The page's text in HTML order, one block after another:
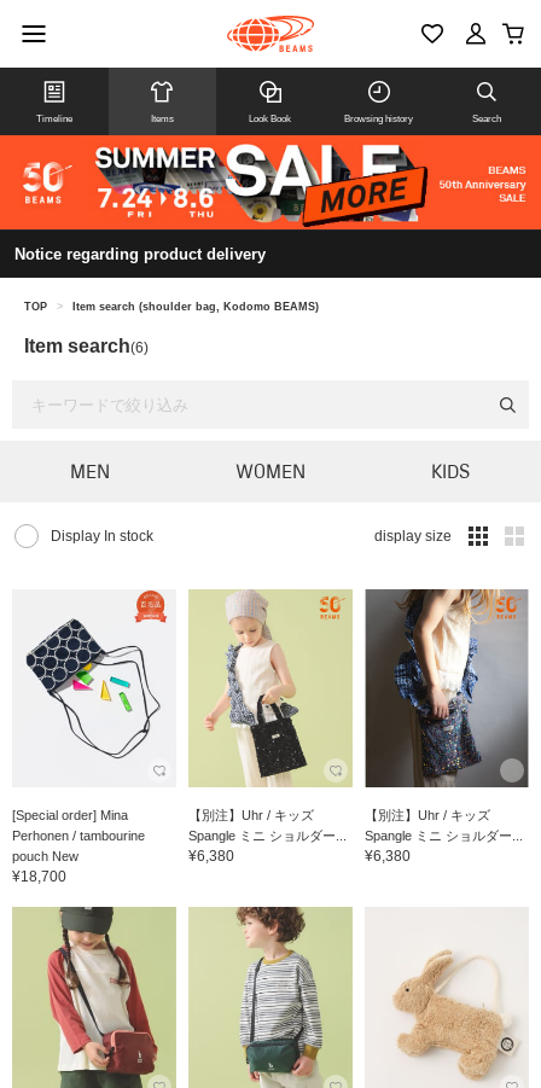
Timeline Items Look Book Browsing history Search
Notice regarding product delivery
TOP > Item search (shoulder bag, Kodomo BEAMS)
Item search(6)
MEN WOMEN KIDS
Display In stock display size
[Special order] Mina
Perhonen / tambourine
pouch New
¥18,700
【別注】Uhr / キッズ
Spangle ミニ ショルダー...
¥6,380
【別注】Uhr / キッズ
Spangle ミニ ショルダー...
¥6,380